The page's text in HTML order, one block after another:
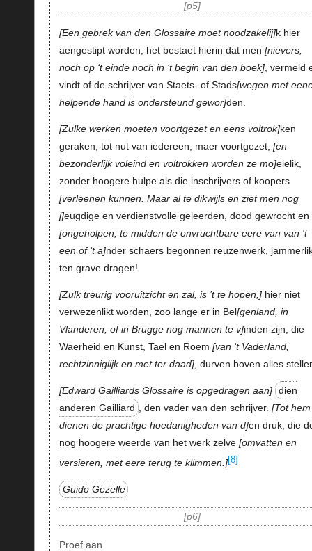
p5
Een gebrek van den Glossairemoet noodzakelij k hier
aengestipt worden; het bestaet hierin dat men nievers,
noch op ‘t einde noch in ‘t begin van den boek , vermeld
vindt of de schrijver van Staets- of Stads wegen met
helpende hand is ondersteund gewor den.
Zulke werken moeten voortgezet en eens voltrok ken
geraken, tot nut van iedereen; maer voortgezet,
en
bezonderlijk voleind en voltrokken worden ze mo eielik,
zonder hoogere hulpe als die inschrijvers of koopers
verleenen kunnen. Maar al te dikwijls en ziet men nog
j eugdige en verdienstvolle geleerden, dood gewrocht en
ongeholpen, te midden de onvruchtbare eere van van ‘t
een of ‘t a nder schaers begonnen reuzenwerk,
ten grave dragen!
Zulk treurig vooruitzicht en zal, is ’t te hopen, hier niet
verwezenlikt worden, zoo lange er in Bel genland, in
Vlanderen, of in Brugge nog mannen te v inden zijn, die
Waerheid en Kunst, Tael en Roem van ‘t Vaderland,
rechtzinniglijk en met ter daad , durven boven alles
Edward Gailliards Glossaireis opgedragen aan
dien
anderen Gailliard , den vader van den schrijver.
Tot hem
dienen de prachtige hoedanigheden van d en druk, die
nog hoogere weerde van het werk zelve omvatten en
versieren, met eere terug te klimmen. [8]
Guido Gezelle
p6
Proef aan